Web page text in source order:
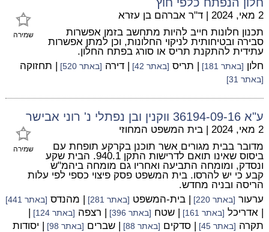
שמירה
2 מאי, 2024 | ד"ר אברהם בן עזרא
תכנון חלונות חייב להיות מתחשב בזמן אפשרות
סבירה ובטיחותית לניקוי החלונות, וכן למתן אפשרות
עתידית להתקנת תריס או סורג בפתח החלון.
חלון [באתר 181] | תריס [באתר 42] | דירה [באתר 520] | תחזוקה
[באתר 31]
ע"א 36194-09-16 ווקנין ובן נפתלי נ' רוני אבישר
שמירה
2 מאי, 2024 | בית המשפט המחוזי
מדובר בבית מגורים אשר תוכנן בקרקע תופחת עם
ביסוס שאינו תואם לדרישות התקן 940.1. הבית שקע
ונסדק, ומומחה התביעה ואחריו גם מומחה ביהמ"ש
קבע כי יש להרסו. בית המשפט פסק פיצוי כספי לפי עלות
הריסה ובניה מחדש.
ערעור [באתר 220] | בית-המשפט [באתר 281] | מהנדס [באתר 441]
| אדריכל [באתר 161] | שטח [באתר 396] | רצפה [באתר 124]
|
תקרה [באתר 45] | סדקים [באתר 88] | שברים [באתר 98] | יסודות